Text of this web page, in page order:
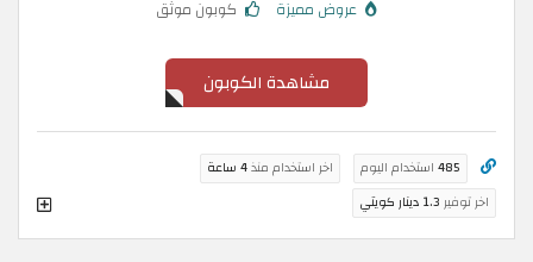
عروض مميزة كوبون موثق
مشاهدة الكوبون
485 استخدام اليوم اخر استخدام منذ4 ساعة
اخر توفير 1.3 دينار كويتي